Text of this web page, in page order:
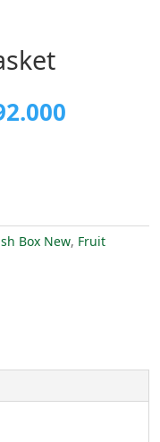
Box New, Fruit